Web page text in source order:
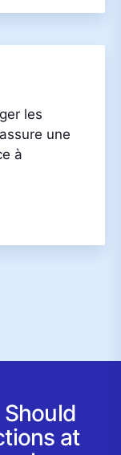
les
une
à
Should
at